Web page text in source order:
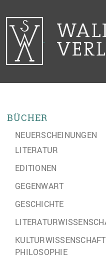
BÜCHER
NEUERSCHEINUNGEN
LITERATUR
EDITIONEN
GEGENWART
GESCHICHTE
PHILOSOPHIE